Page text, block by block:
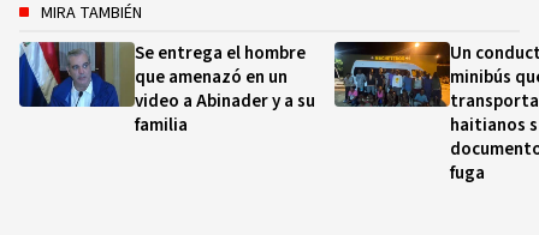
MIRA TAMBIÉN
Se entrega el hombre
que amenazó en un
video a Abinader y a su
familia
Un
minibús
haitianos
fuga